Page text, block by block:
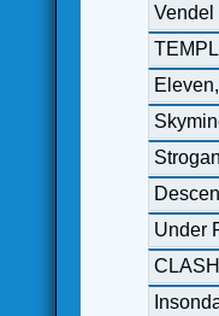
Vendel
Under